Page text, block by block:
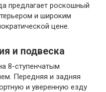
предлагает роскошный
и широким
цене.
и подвеска
8-ступенчатым
Передняя и задняя
и уверенную езду